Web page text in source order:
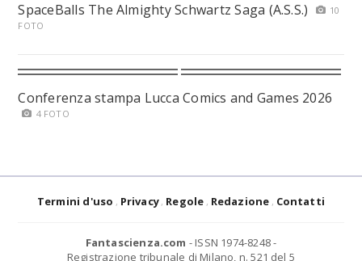
SpaceBalls The Almighty Schwartz Saga (A.S.S.)
10
FOTO
Conferenza stampa Lucca Comics and Games 2026
4 FOTO
Termini d'uso Privacy Regole Redazione Contatti
Fantascienza.com - ISSN 1974-8248 -
Registrazione tribunale di Milano, n. 521 del 5